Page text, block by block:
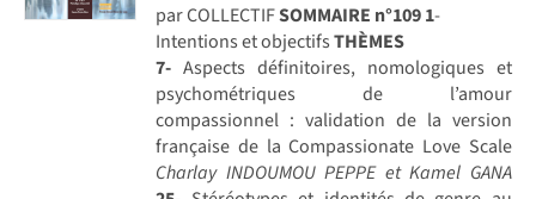
par COLLECTIFSOMMAIRE n°1091-
Intentions et objectifsTHÈMES
7- Aspects définitoires, nomologiques et
psychométriques de l’amour
compassionnel : validation de la version
française de la Compassionate Love Scale
Charlay INDOUMOU PEPPE et Kamel GANA